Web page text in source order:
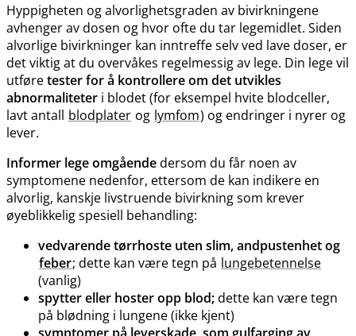
Hyppigheten og alvorlighetsgraden av bivirkningene
avhenger av dosen og hvor ofte du tar legemidlet. Siden
alvorlige bivirkninger kan inntreffe selv ved lave doser, er
det viktig at du overvåkes regelmessig av lege. Din lege vil
utføretester for å kontrollere om det utvikles
abnormaliteter i blodet (for eksempel hvite blodceller,
lavt antall blodplater og lymfom) og endringer i nyrer og
lever.
Informer lege omgåendedersom du får noen av
symptomene nedenfor, ettersom de kan indikere en
alvorlig, kanskje livstruende bivirkning som krever
øyeblikkelig spesiell behandling:
vedvarende tørrhoste uten slim, andpustenhet og
feber; dette kan være tegn på lungebetennelse
(vanlig)
spytter eller hoster opp blod;dette kan være tegn
på blødning i lungene (ikke kjent)